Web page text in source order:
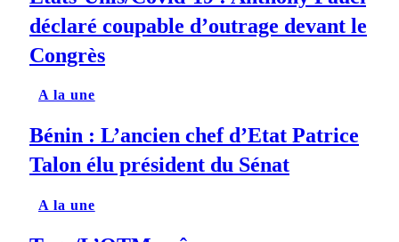
déclaré coupable d’outrage devant le
Congrès
A la une
Bénin : L’ancien chef d’Etat Patrice
Talon élu président du Sénat
A la une